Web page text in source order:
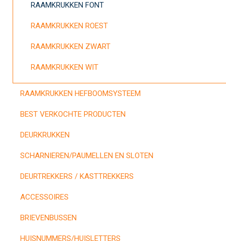
RAAMKRUKKEN FONT
RAAMKRUKKEN ROEST
RAAMKRUKKEN ZWART
RAAMKRUKKEN WIT
RAAMKRUKKEN HEFBOOMSYSTEEM
BEST VERKOCHTE PRODUCTEN
DEURKRUKKEN
SCHARNIEREN/PAUMELLEN EN SLOTEN
DEURTREKKERS / KASTTREKKERS
ACCESSOIRES
BRIEVENBUSSEN
HUISNUMMERS/HUISLETTERS